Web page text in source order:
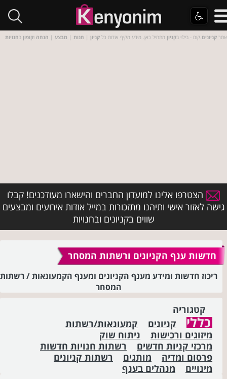
אתר קניונים.קום - בילוי בקניון מתחיל כאן. מידע מקיף אודות כל קניון | חנות | מבצע | הנחה וקופון בחנויות
הצטרפו אלינו למועדון החברים והישארו מעודכנים! קבלו
גישה לאזור אישי ותיהנו מתזכורות במייל אודות אירועים ומבצעים
שווים בקניונים ובחנויות
חדשות ענף הקניונים ורשתות המסחר
ריכוז חדשות ומידע מענף הקניונים ומענף הקמעונאות / רשתות
המסחר
קטגוריה
כללי קניונים
קמעונאות/רשתות
מיזוגים ורכישות
ניתוח שוק
מרכזי קניות חדשים
רשתות חנויות חדשות
פרסום ומדיה
מותגים
רשתות קניונים
מינויים
מנהלים בענף